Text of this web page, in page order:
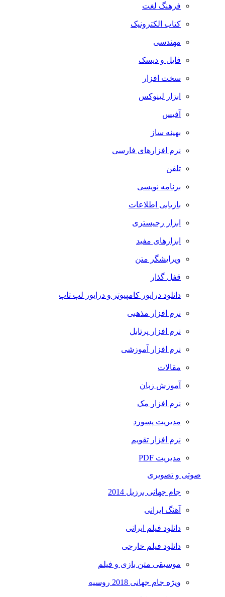
فرهنگ لغت
کتاب الکترونیک
مهندسی
فایل و دیسک
سخت افزار
ابزار لینوکس
آفیس
بهینه ساز
نرم افزارهای فارسی
تلفن
برنامه نویسی
بازیابی اطلاعات
ابزار رجیستری
ابزارهای مفید
ویرایشگر متن
قفل گذار
دانلود درایور کامپیوتر و درایور لپ تاپ
نرم افزار مذهبی
نرم افزار پرتابل
نرم افزار آموزشی
مقالات
آموزش زبان
نرم افزار مک
مدیریت پسورد
نرم افزار تقویم
مدیریت PDF
صوتی و تصویری
جام جهانی برزیل 2014
آهنگ ایرانی
دانلود فیلم ایرانی
دانلود فیلم خارجی
موسیقی متن بازی و فیلم
ویژه جام جهانی 2018 روسیه